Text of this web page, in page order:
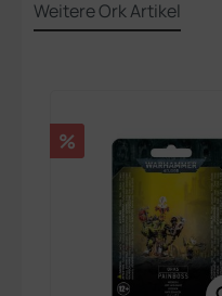
Weitere Ork Artikel
Rabatt
%